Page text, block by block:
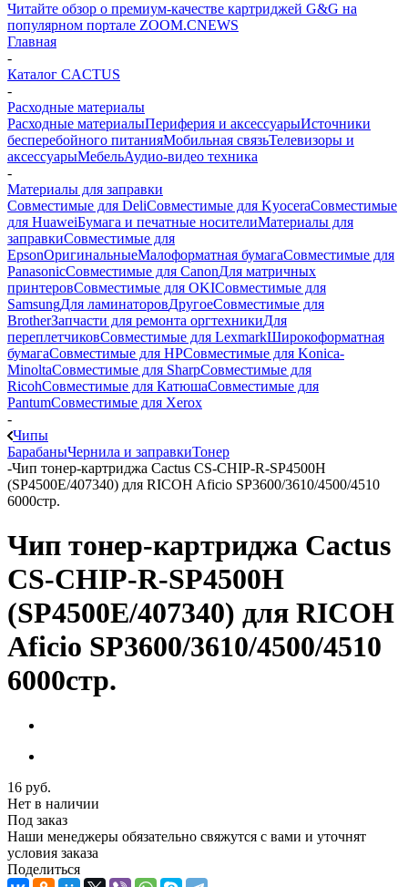
Читайте обзор о премиум-качестве картриджей G&G на
популярном портале ZOOM.CNEWS
Главная
-
Каталог CACTUS
-
Расходные материалы
Расходные материалыПериферия и аксессуарыИсточники
бесперебойного питанияМобильная связьТелевизоры и
аксессуарыМебельАудио-видео техника
-
Материалы для заправки
Совместимые для DeliСовместимые для KyoceraСовместимые
для HuaweiБумага и печатные носителиМатериалы для
заправкиСовместимые для
EpsonОригинальныеМалоформатная бумагаСовместимые для
PanasonicСовместимые для CanonДля матричных
принтеровСовместимые для OKIСовместимые для
SamsungДля ламинаторовДругоеСовместимые для
BrotherЗапчасти для ремонта оргтехникиДля
переплетчиковСовместимые для LexmarkШирокоформатная
бумагаСовместимые для HPСовместимые для Konica-
MinoltaСовместимые для SharpСовместимые для
RicohСовместимые для КатюшаСовместимые для
PantumСовместимые для Xerox
-
Чипы
БарабаныЧернила и заправкиТонер
-Чип тонер-картриджа Cactus CS-CHIP-R-SP4500H
(SP4500E/407340) для RICOH Aficio SP3600/3610/4500/4510
6000стр.
Чип тонер-картриджа Cactus
CS-CHIP-R-SP4500H
(SP4500E/407340) для RICOH
Aficio SP3600/3610/4500/4510
6000стр.
16 руб.
Нет в наличии
Под заказ
Наши менеджеры обязательно свяжутся с вами и уточнят
условия заказа
Поделиться